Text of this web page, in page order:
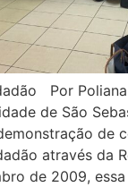
Por
de São
de
através da
de 2009,